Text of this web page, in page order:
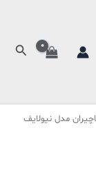
مدل نیولایف